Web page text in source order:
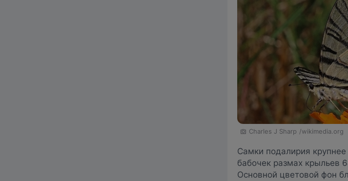
Charles J Sharp /wikimedia.org
Самки подалирия
бабочек размах крыльев
Основной цветовой фон